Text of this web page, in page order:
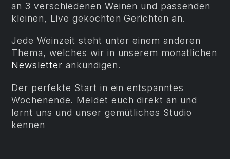
an 3 verschiedenen Weinen und passenden
kleinen, Live gekochten Gerichten an.
Jede Weinzeit steht unter einem anderen
Thema, welches wir in unserem monatlichen
Newsletter ankündigen.
Der perfekte Start in ein entspanntes
Wochenende. Meldet euch direkt an und
lernt uns und unser gemütliches Studio
kennen